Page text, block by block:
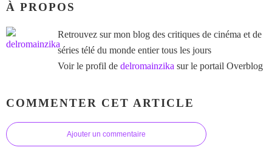
À PROPOS
Retrouvez sur mon blog des critiques de cinéma et de
séries télé du monde entier tous les jours
Voir le profil de delromainzika sur le portail Overblog
COMMENTER CET ARTICLE
Ajouter un commentaire